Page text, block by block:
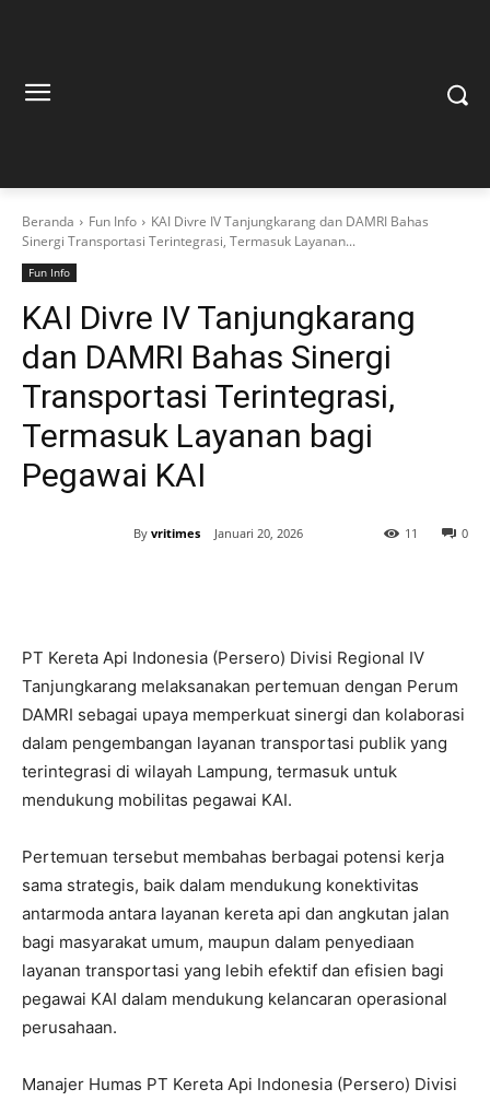
Beranda Fun Info
KAI Divre IV Tanjungkarang dan DAMRI Bahas
Sinergi Transportasi Terintegrasi, Termasuk Layanan...
Fun Info
KAI Divre IV Tanjungkarang
dan DAMRI Bahas Sinergi
Transportasi Terintegrasi,
Termasuk Layanan bagi
Pegawai KAI
By vritimes Januari 20, 2026 0
11
PT Kereta Api Indonesia (Persero) Divisi Regional IV
Tanjungkarang melaksanakan pertemuan dengan Perum
DAMRI sebagai upaya memperkuat sinergi dan kolaborasi
dalam pengembangan layanan transportasi publik yang
terintegrasi di wilayah Lampung, termasuk untuk
mendukung mobilitas pegawai KAI.
Pertemuan tersebut membahas berbagai potensi kerja
sama strategis, baik dalam mendukung konektivitas
antarmoda antara layanan kereta api dan angkutan jalan
bagi masyarakat umum, maupun dalam penyediaan
layanan transportasi yang lebih efektif dan efisien bagi
pegawai KAI dalam mendukung kelancaran operasional
perusahaan.
Manajer Humas PT Kereta Api Indonesia (Persero) Divisi